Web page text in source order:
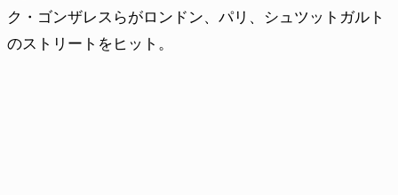
ク・ゴンザレスらがロンドン、パリ、シュツットガルト
のストリートをヒット。